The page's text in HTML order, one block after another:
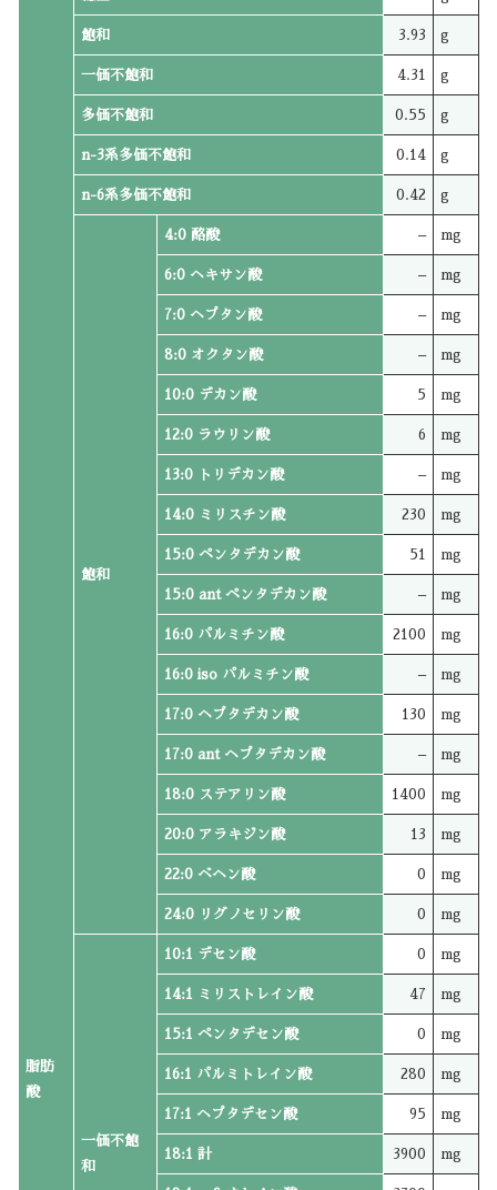
脂肪
酸
飽和 3.93 g
一価不飽和 4.31 g
多価不飽和 0.55 g
n-3系多価不飽和 0.14 g
n-6系多価不飽和 0.42 g
飽和
4:0 酪酸 – mg
6:0 ヘキサン酸 – mg
7:0 ヘプタン酸 – mg
8:0 オクタン酸 – mg
10:0 デカン酸 5 mg
12:0 ラウリン酸 6 mg
13:0 トリデカン酸 – mg
14:0 ミリスチン酸 230 mg
15:0 ペンタデカン酸 51 mg
15:0 ant ペンタデカン酸 – mg
16:0 パルミチン酸 2100 mg
16:0 iso パルミチン酸 – mg
17:0 ヘプタデカン酸 130 mg
17:0 ant ヘプタデカン酸 – mg
18:0 ステアリン酸 1400 mg
20:0 アラキジン酸 13 mg
22:0 ベヘン酸 0 mg
24:0 リグノセリン酸 0 mg
一価不飽
和
10:1 デセン酸 0 mg
14:1 ミリストレイン酸 47 mg
15:1 ペンタデセン酸 0 mg
16:1 パルミトレイン酸 280 mg
17:1 ヘプタデセン酸 95 mg
18:1 計 3900 mg